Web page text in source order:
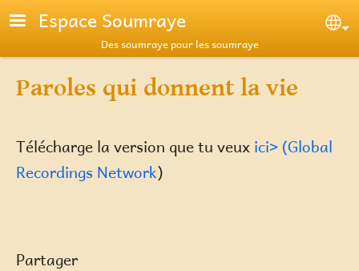
Aller au contenu principal
Espace Soumraye
Des soumraye pour les soumraye
Paroles qui donnent la vie
Télécharge la version que tu veux ici> (Global
Recordings Network)
Partager